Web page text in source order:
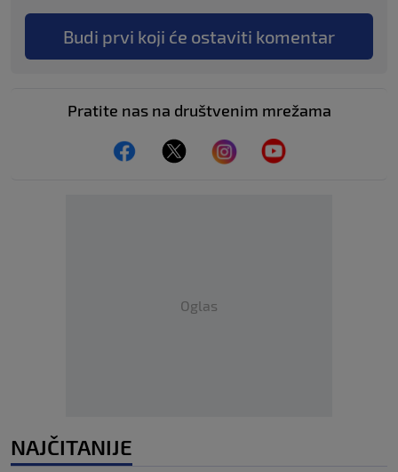
Budi prvi koji će ostaviti komentar
Pratite nas na društvenim mrežama
Oglas
NAJČITANIJE